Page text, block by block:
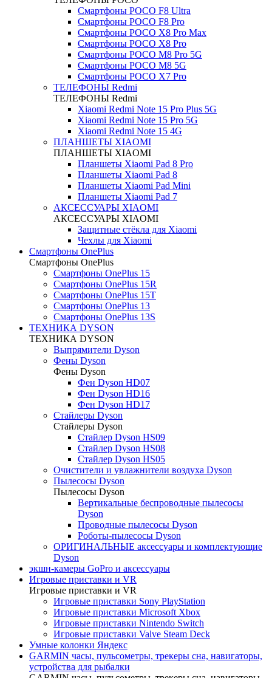
Смартфоны POCO F8 Ultra
Смартфоны POCO F8 Pro
Смартфоны POCO X8 Pro Max
Смартфоны POCO X8 Pro
Смартфоны POCO M8 Pro 5G
Смартфоны POCO M8 5G
Смартфоны POCO X7 Pro
ТЕЛЕФОНЫ Redmi
ТЕЛЕФОНЫ Redmi
Xiaomi Redmi Note 15 Pro Plus 5G
Xiaomi Redmi Note 15 Pro 5G
Xiaomi Redmi Note 15 4G
ПЛАНШЕТЫ XIAOMI
ПЛАНШЕТЫ XIAOMI
Планшеты Xiaomi Pad 8 Pro
Планшеты Xiaomi Pad 8
Планшеты Xiaomi Pad Mini
Планшеты Xiaomi Pad 7
АКСЕССУАРЫ XIAOMI
АКСЕССУАРЫ XIAOMI
Защитные стёкла для Xiaomi
Чехлы для Xiaomi
Смартфоны OnePlus
Смартфоны OnePlus
Смартфоны OnePlus 15
Смартфоны OnePlus 15R
Смартфоны OnePlus 15T
Смартфоны OnePlus 13
Смартфоны OnePlus 13S
ТЕХНИКА DYSON
ТЕХНИКА DYSON
Выпрямители Dyson
Фены Dyson
Фены Dyson
Фен Dyson HD07
Фен Dyson HD16
Фен Dyson HD17
Стайлеры Dyson
Стайлеры Dyson
Стайлер Dyson HS09
Стайлер Dyson HS08
Стайлер Dyson HS05
Очистители и увлажнители воздуха Dyson
Пылесосы Dyson
Пылесосы Dyson
Вертикальные беспроводные пылесосы
Dyson
Проводные пылесосы Dyson
Роботы-пылесосы Dyson
ОРИГИНАЛЬНЫЕ аксессуары и комплектующие
Dyson
экшн-камеры GoPro и аксессуары
Игровые приставки и VR
Игровые приставки и VR
Игровые приставки Sony PlayStation
Игровые приставки Microsoft Xbox
Игровые приставки Nintendo Switch
Игровые приставки Valve Steam Deck
Умные колонки Яндекс
GARMIN часы, пульсометры, трекеры сна, навигаторы,
устройства для рыбалки